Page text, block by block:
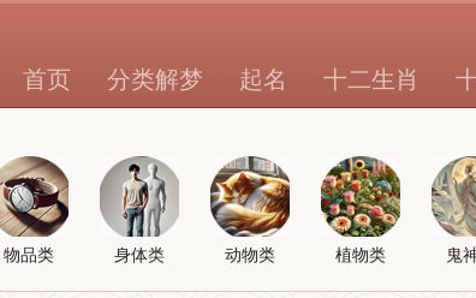
首页 分类解梦 起名 十二生肖
物品类 身体类 动物类 植物类 鬼